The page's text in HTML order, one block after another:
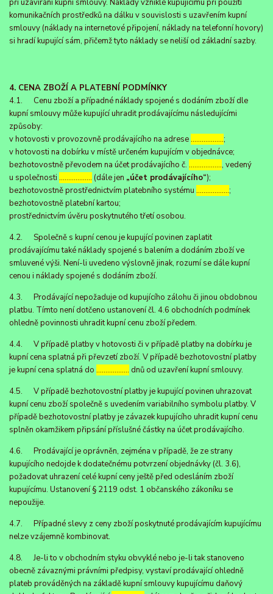
při uzavírání kupní smlouvy. Náklady vzniklé kupujícímu při použití
komunikačních prostředků na dálku v souvislosti s uzavřením kupní
smlouvy (náklady na internetové připojení, náklady na telefonní hovory)
si hradí kupující sám, přičemž tyto náklady se neliší od základní sazby.
4. CENA ZBOŽÍ A PLATEBNÍ PODMÍNKY
4.1. Cenu zboží a případné náklady spojené s dodáním zboží dle
kupní smlouvy může kupující uhradit prodávajícímu následujícími
způsoby:
v hotovosti v provozovně prodávajícího na adrese………………;
v hotovosti na dobírku v místě určeném kupujícím v objednávce;
bezhotovostně převodem na účet prodávajícího č. ………………, vedený
u společnosti ……………… (dále jen „účet prodávajícího“);
bezhotovostně prostřednictvím platebního systému ………………;
bezhotovostně platební kartou;
prostřednictvím úvěru poskytnutého třetí osobou.
4.2. Společně s kupní cenou je kupující povinen zaplatit
prodávajícímu také náklady spojené s balením a dodáním zboží ve
smluvené výši. Není-li uvedeno výslovně jinak, rozumí se dále kupní
cenou i náklady spojené s dodáním zboží.
4.3. Prodávající nepožaduje od kupujícího zálohu či jinou obdobnou
platbu. Tímto není dotčeno ustanovení čl. 4.6 obchodních podmínek
ohledně povinnosti uhradit kupní cenu zboží předem.
4.4. V případě platby v hotovosti či v případě platby na dobírku je
kupní cena splatná při převzetí zboží. V případě bezhotovostní platby
je kupní cena splatná do ……………… dnů od uzavření kupní smlouvy.
4.5. V případě bezhotovostní platby je kupující povinen uhrazovat
kupní cenu zboží společně s uvedením variabilního symbolu platby. V
případě bezhotovostní platby je závazek kupujícího uhradit kupní cenu
splněn okamžikem připsání příslušné částky na účet prodávajícího.
4.6. Prodávající je oprávněn, zejména v případě, že ze strany
kupujícího nedojde k dodatečnému potvrzení objednávky (čl. 3.6),
požadovat uhrazení celé kupní ceny ještě před odesláním zboží
kupujícímu. Ustanovení § 2119 odst. 1 občanského zákoníku se
nepoužije.
4.7. Případné slevy z ceny zboží poskytnuté prodávajícím kupujícímu
nelze vzájemně kombinovat.
4.8. Je-li to v obchodním styku obvyklé nebo je-li tak stanoveno
obecně závaznými právními předpisy, vystaví prodávající ohledně
plateb prováděných na základě kupní smlouvy kupujícímu daňový